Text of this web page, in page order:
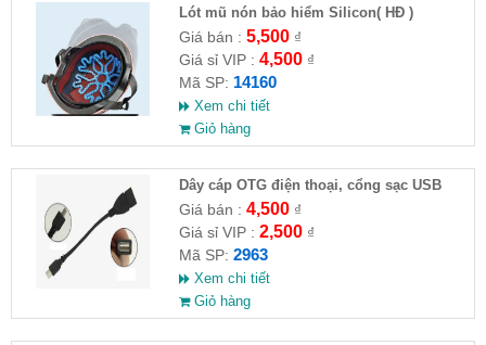
Lót mũ nón bảo hiểm Silicon( HĐ )
Giá bán : 5,500₫
Giá sỉ VIP : 4,500₫
Mã SP: 14160
Xem chi tiết
Giỏ hàng
Dây cáp OTG điện thoại, cổng sạc USB
Giá bán : 4,500₫
Giá sỉ VIP : 2,500₫
Mã SP: 2963
Xem chi tiết
Giỏ hàng